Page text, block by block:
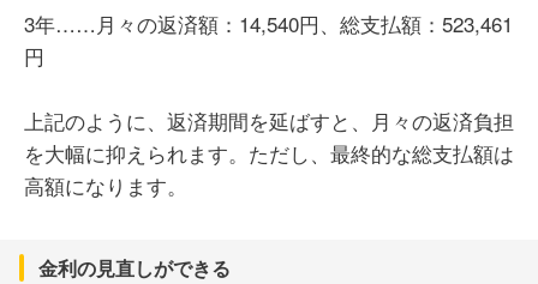
3年……月々の返済額：14,540円、総支払額：523,461
円
上記のように、返済期間を延ばすと、月々の返済負担
を大幅に抑えられます。ただし、最終的な総支払額は
高額になります。
金利の見直しができる